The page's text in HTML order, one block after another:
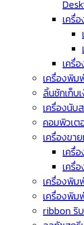
เครื่
เครื่
เครื่องพิม
ลิ้นชักเก็บ
เครื่องนับ
คอมพิวเต
เครื่องขา
เครื่
เครื่
เครื่องพิม
เครื่องพิม
ribbon ริ